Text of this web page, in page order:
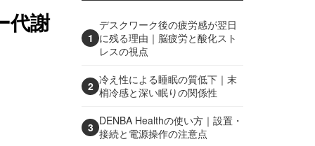
代謝
1
デスクワーク後の疲労感が翌日
に残る理由｜脳疲労と酸化スト
レスの視点
2 冷え性による睡眠の質低下｜末
梢冷感と深い眠りの関係性
3 DENBA Healthの使い方｜設置・
接続と電源操作の注意点